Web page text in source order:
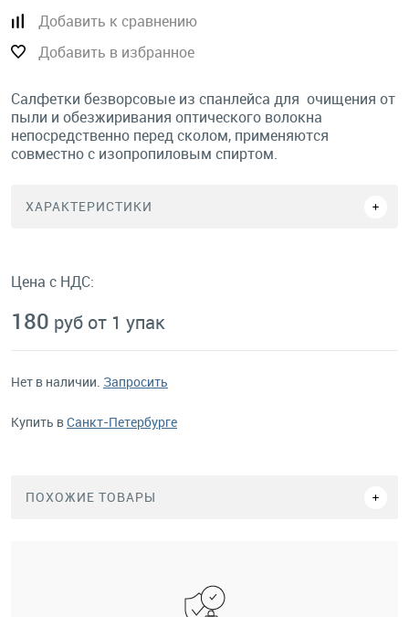
Добавить к сравнению
Добавить в избранное
Салфетки безворсовые из спанлейса для очищения от
пыли и обезжиривания оптического волокна
непосредственно перед сколом, применяются
совместно с изопропиловым спиртом.
ХАРАКТЕРИСТИКИ
Цена с НДС:
180 руб от 1 упак
Нет в наличии. Запросить
Купить вСанкт-Петербурге
ПОХОЖИЕ ТОВАРЫ